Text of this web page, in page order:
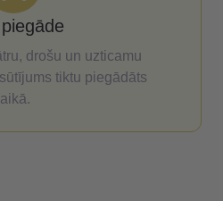
drošu un uzticamu
tiktu piegādāts
laikā.